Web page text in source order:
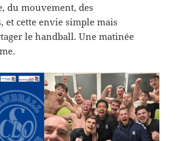
du mouvement, des
et cette envie simple mais
le handball. Une matinée